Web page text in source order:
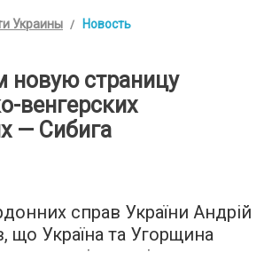
Украины Новость
новую страницу
венгерских
— Сибига
справ України Андрій
що Україна та Угорщина